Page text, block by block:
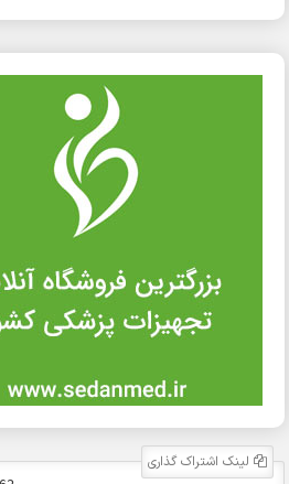
لینک اشتراک گذاری